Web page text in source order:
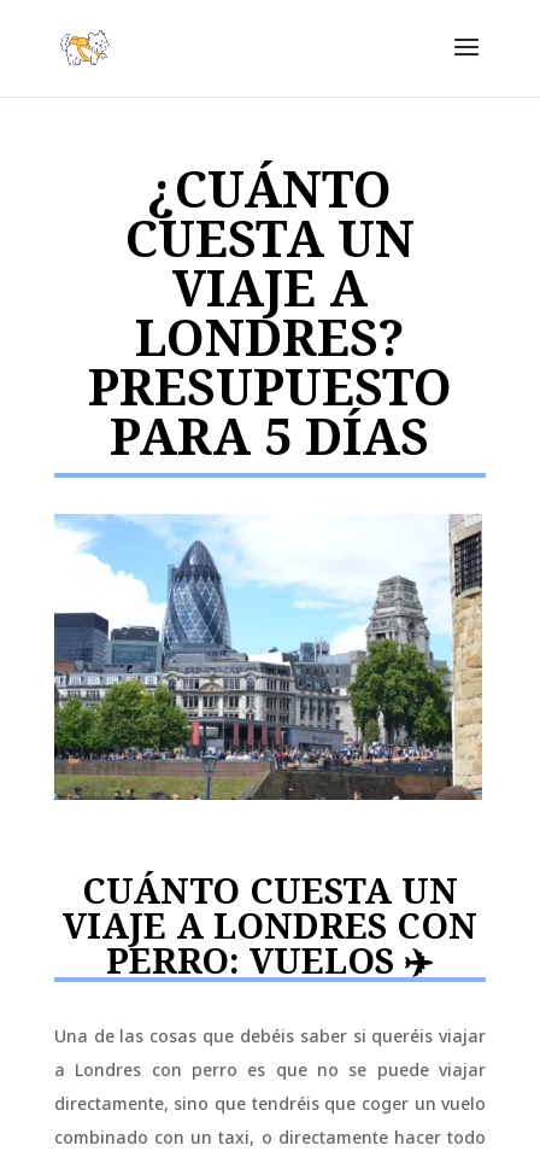
¿CUÁNTO
CUESTA UN
VIAJE A
LONDRES?
PRESUPUESTO
PARA 5 DÍAS
CUÁNTO CUESTA UN
VIAJE A LONDRES CON
PERRO: VUELOS ✈️
Una de las cosas que debéis saber si queréis viajar
a Londres con perro es que no se puede viajar
directamente, sino que tendréis que coger un vuelo
combinado con un taxi, o directamente hacer todo